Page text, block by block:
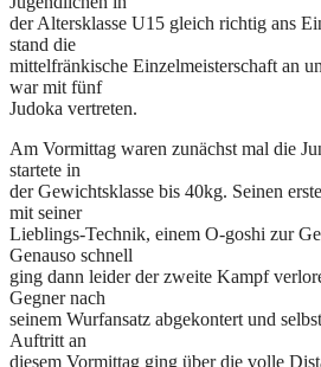
der Altersklasse U15 gleich richtig ans
stand die
mittelfränkische Einzelmeisterschaft an
war mit fünf
Judoka vertreten.
Am Vormittag waren zunächst mal die
startete in
der Gewichtsklasse bis 40kg. Seinen
mit seiner
Lieblings-Technik, einem O-goshi zur
Genauso schnell
ging dann leider der zweite Kampf
Gegner nach
seinem Wurfansatz abgekontert und
Auftritt an
diesem Vormittag ging über die volle